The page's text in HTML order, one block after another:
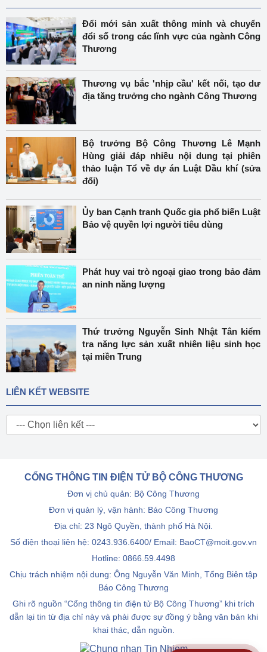
Đổi mới sản xuất thông minh và chuyển
đổi số trong các lĩnh vực của ngành Công
Thương
Thương vụ bắc 'nhịp cầu' kết nối, tạo dư
địa tăng trưởng cho ngành Công Thương
Bộ trưởng Bộ Công Thương Lê Mạnh
Hùng giải đáp nhiều nội dung tại phiên
thảo luận Tổ về dự án Luật Dầu khí (sửa
đổi)
Ủy ban Cạnh tranh Quốc gia phổ biến Luật
Bảo vệ quyền lợi người tiêu dùng
Phát huy vai trò ngoại giao trong bảo đảm
an ninh năng lượng
Thứ trưởng Nguyễn Sinh Nhật Tân kiểm
tra năng lực sản xuất nhiên liệu sinh học
tại miền Trung
LIÊN KẾT WEBSITE
CỔNG THÔNG TIN ĐIỆN TỬ BỘ CÔNG THƯƠNG
Đơn vị chủ quản: Bộ Công Thương
Đơn vị quản lý, vận hành: Báo Công Thương
Địa chỉ: 23 Ngô Quyền, thành phố Hà Nội.
Số điện thoại liên hệ: 0243.936.6400/ Email: BaoCT@moit.gov.vn
Hotline: 0866.59.4498
Chịu trách nhiệm nội dung: Ông Nguyễn Văn Minh, Tổng Biên tập
Báo Công Thương
Ghi rõ nguồn “Cổng thông tin điện tử Bộ Công Thương” khi trích
dẫn lại tin từ địa chỉ này và phải được sự đồng ý bằng văn bản khi
khai thác, dẫn nguồn.